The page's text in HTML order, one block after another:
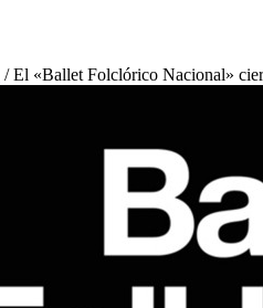
/El «Ballet Folclórico Nacional»